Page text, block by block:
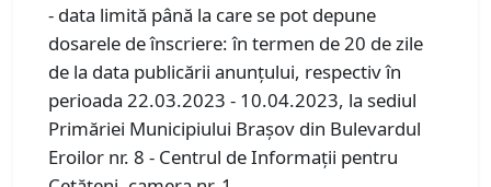
- data limită până la care se pot depune
dosarele de înscriere: în termen de 20 de zile
de la data publicării anunţului, respectiv în
perioada 22.03.2023 - 10.04.2023, la sediul
Primăriei Municipiului Braşov din Bulevardul
Eroilor nr. 8 - Centrul de Informaţii pentru